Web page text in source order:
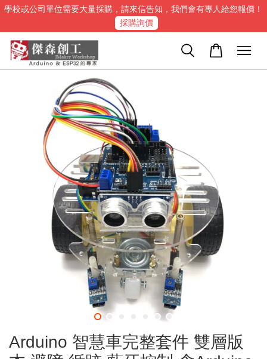
學校或公司單位需要大量採購，請來信告知，我們會有專人給您報價！
採購詢價
Arduino 智慧車完整套件 雙層版